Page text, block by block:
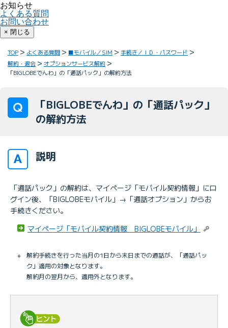
お知らせ
よくある質問
お問い合わせ
× 閉じる
TOP よくある質問 ■モバイル／SIM
手続き／ＩＤ・パスワード
解約・退会
オプションサービス解約
「BIGLOBEでんわ」の「通話パック」の解約方法
「BIGLOBEでんわ」の「通話パック」
の解約方法
説明
「通話パック」の解約は、マイページ「モバイル契約情報」にロ
グイン後、「BIGLOBEモバイル」→「通話オプション」からお
手続きください。
マイページ「モバイル契約情報 BIGLOBEモバイル」
※
解約手続きを行った当月の1日から末日までの通話が、「通話パッ
ク」適用の対象となります。
解約月の翌月から、適用外となります。